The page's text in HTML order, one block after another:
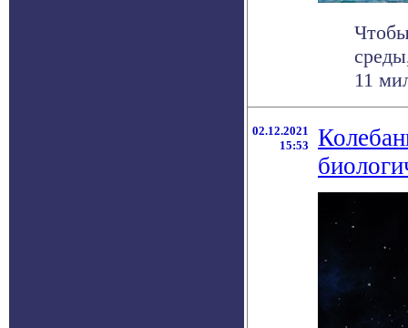
11
02.12.2021
15:53